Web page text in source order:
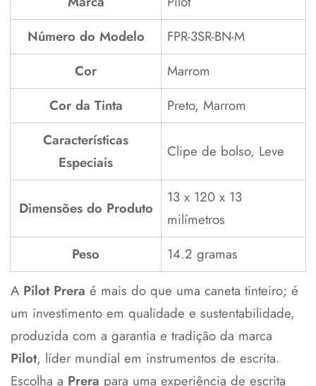
Número do Modelo
FPR-3SR-BN-M
Cor
Marrom
Cor da Tinta
Preto, Marrom
Características
Especiais
Clipe de bolso, Leve
Dimensões do Produto
13 x 120 x 13
milímetros
Peso
14.2 gramas
A Pilot Prera é mais do que uma caneta tinteiro; é
um investimento em qualidade e sustentabilidade,
produzida com a garantia e tradição da marca
Pilot, líder mundial em instrumentos de escrita.
Escolha a Prera para uma experiência de escrita